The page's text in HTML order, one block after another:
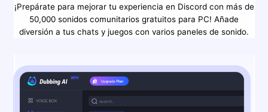
¡Prepárate para mejorar tu experiencia en Discord con más de
50,000 sonidos comunitarios gratuitos para PC! Añade
diversión a tus chats y juegos con varios paneles de sonido.